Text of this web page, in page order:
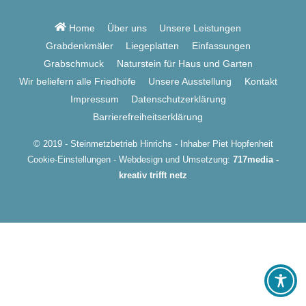
Top
Home Über uns
Unsere Leistungen
Grabdenkmäler
Liegeplatten
Einfassungen
Grabschmuck
Naturstein für Haus und Garten
Wir beliefern alle Friedhöfe
Unsere Ausstellung
Kontakt
Impressum
Datenschutzerklärung
Barrierefreiheitserklärung
© 2019 - Steinmetzbetrieb Hinrichs - Inhaber Piet Hopfenheit
Cookie-Einstellungen - Webdesign und Umsetzung: 717media -
kreativ trifft netz